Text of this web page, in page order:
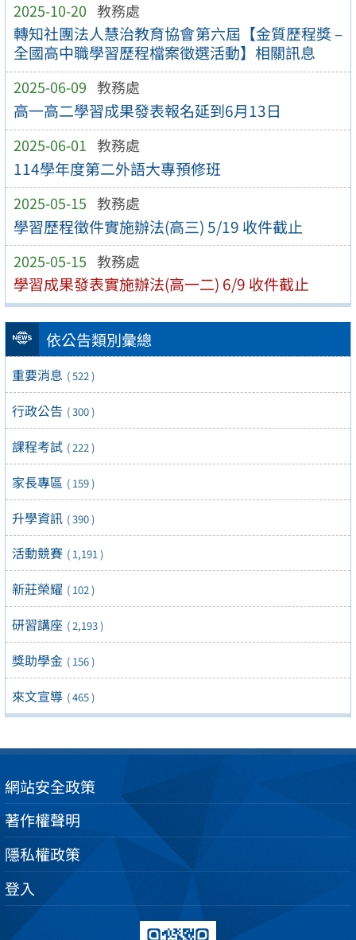
2025-10-20 教務處
轉知社團法人慧治教育協會第六屆【金質歷程獎 –
全國高中職學習歷程檔案徵選活動】相關訊息
2025-06-09 教務處
高一高二學習成果發表報名延到6月13日
2025-06-01 教務處
114學年度第二外語大專預修班
2025-05-15 教務處
學習歷程徵件實施辦法(高三) 5/19 收件截止
2025-05-15 教務處
學習成果發表實施辦法(高一二) 6/9 收件截止
依公告類別彙總
重要消息 ( 522 )
行政公告 ( 300 )
課程考試 ( 222 )
家長專區 ( 159 )
升學資訊 ( 390 )
活動競賽 ( 1,191 )
新莊榮耀 ( 102 )
研習講座 ( 2,193 )
獎助學金 ( 156 )
來文宣導 ( 465 )
網站安全政策
著作權聲明
隱私權政策
登入